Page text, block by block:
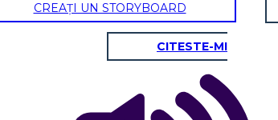
CREAȚI UN STORYBOARD
CITESTE-MI